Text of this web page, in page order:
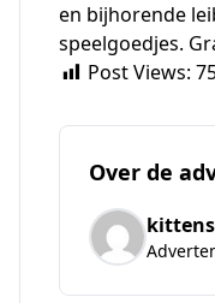
en bijhorende
speelgoedjes.
Post Views:
Over de